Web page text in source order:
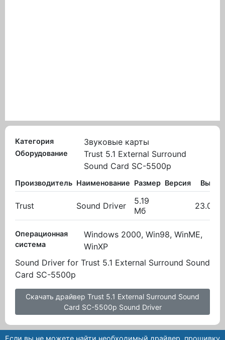
Категория Звуковые карты
Оборудование
Trust 5.1 External Surround
Sound Card SC-5500p
Производитель Наименование Размер Версия
Trust Sound Driver
5.19
Мб
Операционная
система
Windows 2000, Win98, WinME,
WinXP
Sound Driver for Trust 5.1 External Surround Sound
Card SC-5500p
Скачать драйвер Trust 5.1 External Surround Sound
Card SC-5500p Sound Driver
Если вы не можете найти необходимый драйвер, прошивку